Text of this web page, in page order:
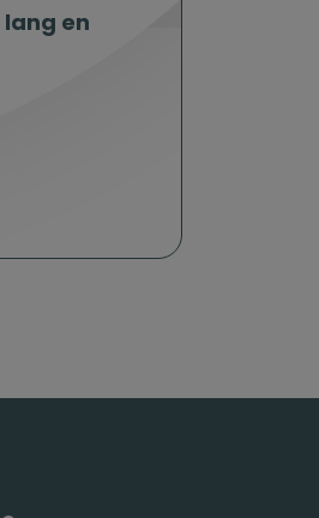
lang en
Blue Zone: een lang en